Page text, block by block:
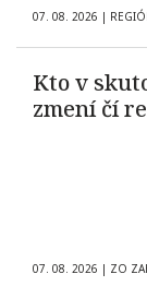
07. 08. 2026 |
Kto v
zmení čí
07. 08. 2026 | ZO